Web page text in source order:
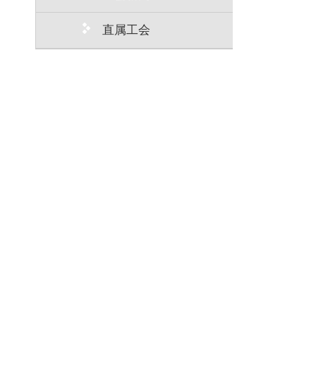
直属工会